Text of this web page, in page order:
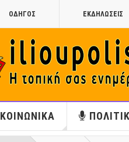
ΟΔΗΓΟΣ ΕΚΔΗΛΩΣΕΙΣ
ΚΟΙΝΩΝΙΚΑ